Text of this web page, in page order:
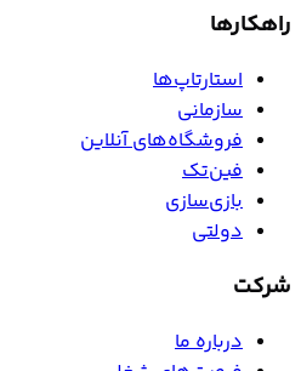
راهکارها
استارتاپ‌ها
سازمانی
فروشگاه‌های آنلاین
فین‌تک
بازی‌سازی
دولتی
شرکت
درباره ما